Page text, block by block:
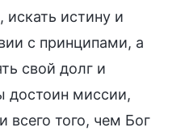
искать истину и
с принципами, а
свой долг и
достоин миссии,
всего того, чем Бог